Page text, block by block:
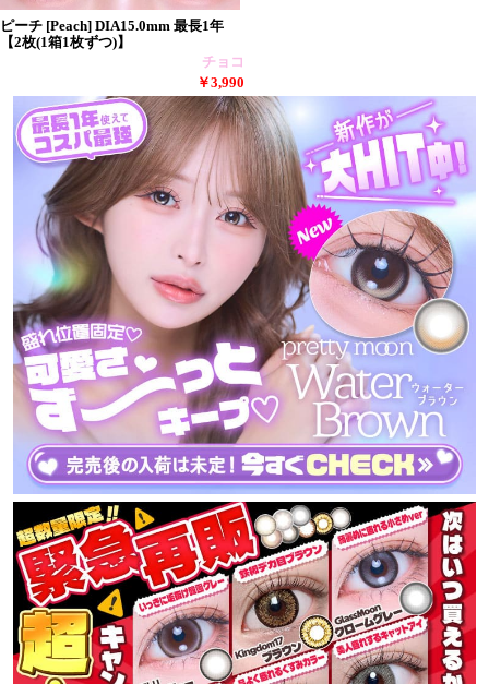
ピーチ [Peach] DIA15.0mm 最長1年
【2枚(1箱1枚ずつ)】
チョコ
￥3,990